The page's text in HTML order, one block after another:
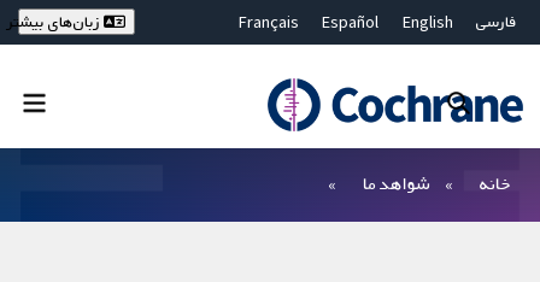
فارسی English
Español
Français
Bahasa Malaysia
ไทย
繁體中文
زبان‌های بیشتر
خانه شواهد ما